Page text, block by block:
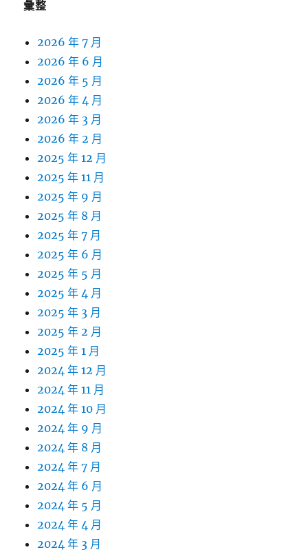
彙整
2026 年 7 月
2026 年 6 月
2026 年 5 月
2026 年 4 月
2026 年 3 月
2026 年 2 月
2025 年 12 月
2025 年 11 月
2025 年 9 月
2025 年 8 月
2025 年 7 月
2025 年 6 月
2025 年 5 月
2025 年 4 月
2025 年 3 月
2025 年 2 月
2025 年 1 月
2024 年 12 月
2024 年 11 月
2024 年 10 月
2024 年 9 月
2024 年 8 月
2024 年 7 月
2024 年 6 月
2024 年 5 月
2024 年 4 月
2024 年 3 月